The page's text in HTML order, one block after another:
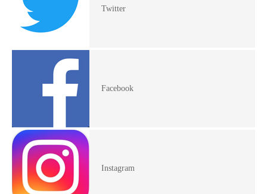
Twitter
Facebook
Instagram